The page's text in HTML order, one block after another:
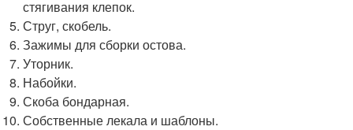
стягивания клепок.
Струг, скобель.
Зажимы для сборки остова.
Уторник.
Набойки.
Скоба бондарная.
Собственные лекала и шаблоны.